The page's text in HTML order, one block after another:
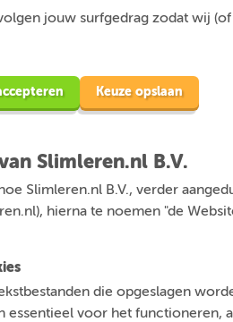
jouw surfgedrag zodat wij
Keuze opslaan
Slimleren.nl B.V.
Slimleren.nl B.V., verder
hierna te noemen "de
die opgeslagen
essentieel voor het functioneren,